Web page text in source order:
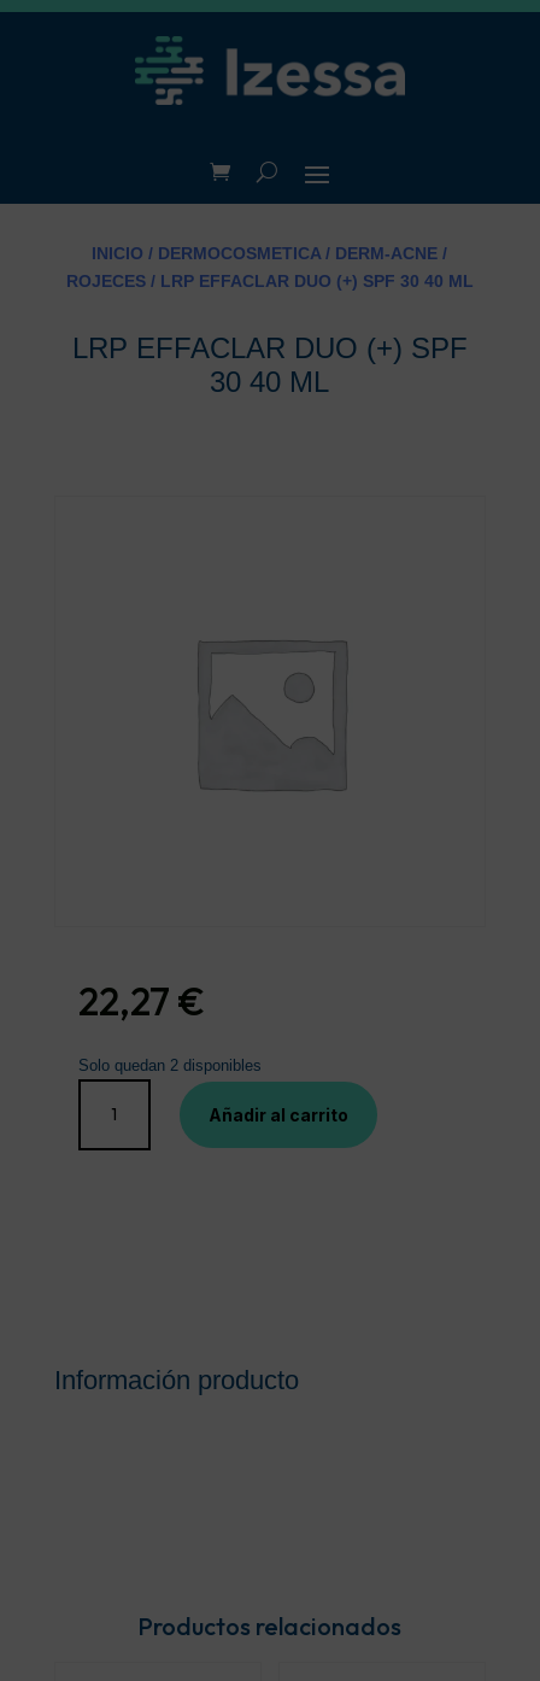
INICIO / DERMOCOSMETICA / DERM-ACNE /
ROJECES/ LRP EFFACLAR DUO (+) SPF 30 40 ML
LRP EFFACLAR DUO (+) SPF
30 40 ML
22,27 €
Solo quedan 2 disponibles
EFFACLAR
DUO
Añadir al carrito
Información producto
Productos relacionados